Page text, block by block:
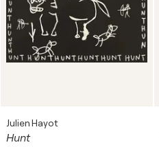
Julien Hayot
Hunt